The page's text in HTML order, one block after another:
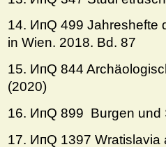
14. ИпQ 499 Jahreshefte
in Wien. 2018. Bd. 87
15. ИпQ 844
(2020)
16. ИпQ 899 Burgen und
17. ИпQ 1397